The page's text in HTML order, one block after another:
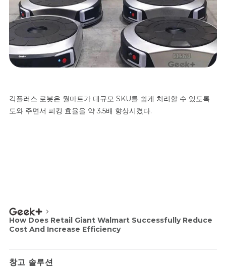
긱플러스 로봇은 월마트가 대규모 SKU를 쉽게 처리할 수 있도록
도와 주면서 피킹 효율을 약 3.5배 향상시켰다.
How Does Retail Giant Walmart Successfully Reduce
Cost And Increase Efficiency
창고 솔루션